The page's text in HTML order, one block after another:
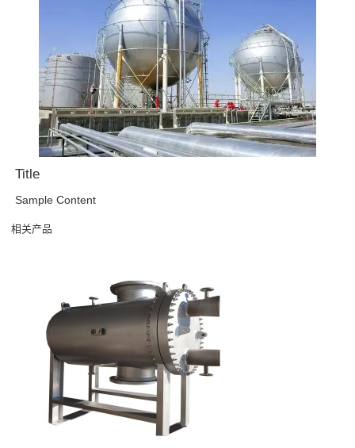
Title
Sample Content
相关产品